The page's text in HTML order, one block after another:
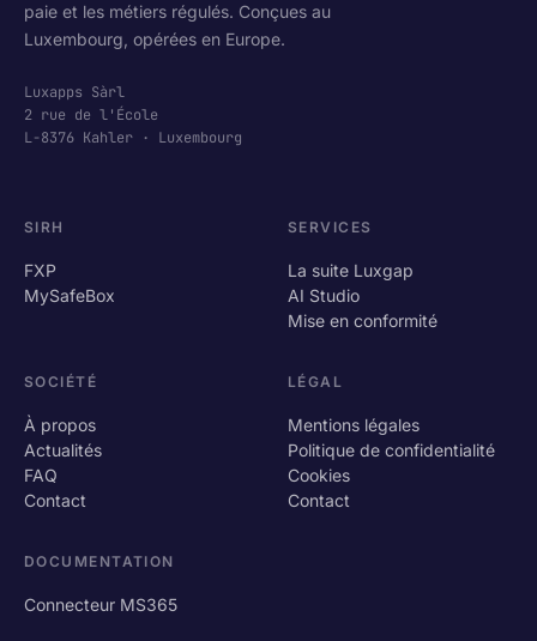
paie et les métiers régulés. Conçues au
Luxembourg, opérées en Europe.
Luxapps Sàrl
2 rue de l'École
L-8376 Kahler · Luxembourg
SIRH
FXP
MySafeBox
SERVICES
La suite Luxgap
AI Studio
Mise en conformité
SOCIÉTÉ
À propos
Actualités
FAQ
Contact
LÉGAL
Mentions légales
Politique de confidentialité
Cookies
Contact
DOCUMENTATION
Connecteur MS365